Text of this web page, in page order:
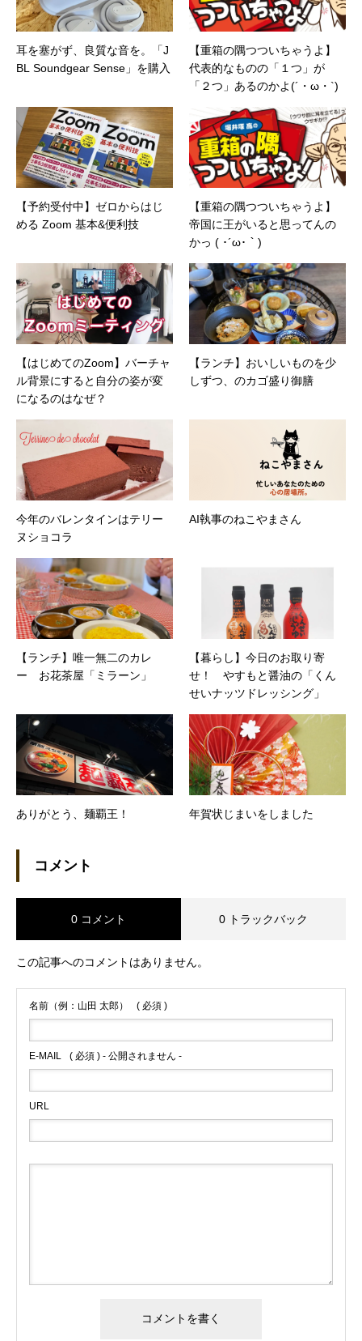
耳を塞がず、良質な音を。「J
BL Soundgear Sense」を購入
【重箱の隅つついちゃうよ】
代表的なものの「１つ」が
「２つ」あるのかよ(´・ω・`)
【予約受付中】ゼロからはじ
める Zoom 基本&便利技
【重箱の隅つついちゃうよ】
帝国に王がいると思ってんの
かっ ( ･´ω･｀)
【はじめてのZoom】バーチャ
ル背景にすると自分の姿が変
になるのはなぜ？
【ランチ】おいしいものを少
しずつ、のカゴ盛り御膳
今年のバレンタインはテリー
ヌショコラ
AI執事のねこやまさん
【ランチ】唯一無二のカレ
ー お花茶屋「ミラーン」
【暮らし】今日のお取り寄
せ！ やすもと醤油の「くん
せいナッツドレッシング」
ありがとう、麺覇王！ 年賀状じまいをしました
コメント
0 コメント 0 トラックバック
この記事へのコメントはありません。
名前（例：山田 太郎） ( 必須 )
E-MAIL ( 必須 ) - 公開されません -
URL